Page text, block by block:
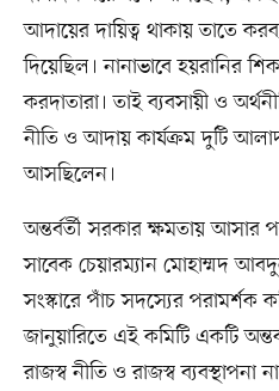
আদায়ের দায়িত্ব থাকায় তাতে
দিয়েছিল। নানাভাবে হয়রানির
করদাতারা। তাই ব্যবসায়ী ও
নীতি ও আদায় কার্যক্রম দুটি
আসছিলেন।
অন্তর্বর্তী সরকার ক্ষমতায়
সাবেক চেয়ারম্যান মোহাম্মদ
সংস্কারে পাঁচ সদস্যের পরামর্শক
জানুয়ারিতে এই কমিটি একটি
রাজস্ব নীতি ও রাজস্ব ব্যবস্থাপনা